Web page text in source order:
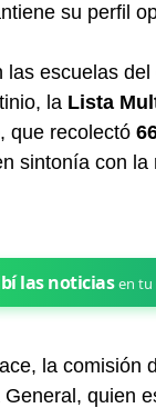
su perfil
las escuelas
la Lista
, que recolectó
sintonía con
la comisión
quien